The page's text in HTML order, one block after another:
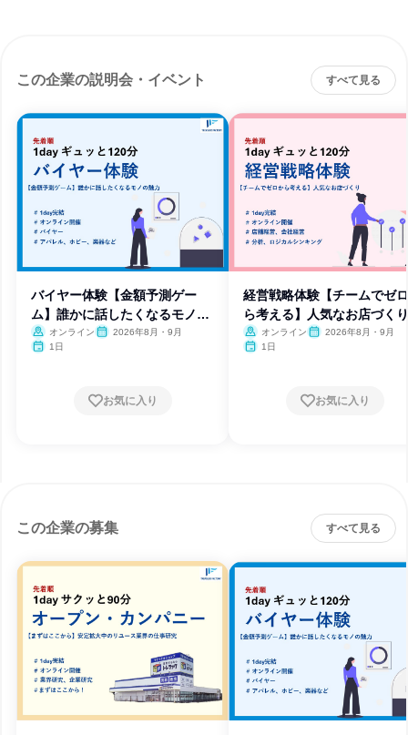
この企業の説明会・イベント すべて見る
バイヤー体験【金額予測ゲー
ム】誰かに話したくなるモノの
魅力オンライン
2026年8月・9月
1日
お気に入り
経営戦略体験【チームでゼ
ら考える】人気なお店づくり
オンライン
2026年8月・9月
1日
お気に入り
この企業の募集 すべて見る